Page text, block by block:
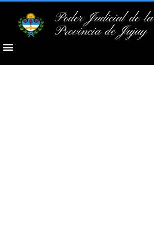
Poder Judicial de la
Provincia de Jujuy